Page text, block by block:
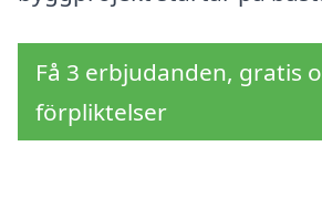
Få 3 erbjudanden, gratis
förpliktelser